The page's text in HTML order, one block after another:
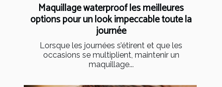
Maquillage waterproof les meilleures
options pour un look impeccable toute la
journée
Lorsque les journées s’étirent et que les
occasions se multiplient, maintenir un
maquillage...